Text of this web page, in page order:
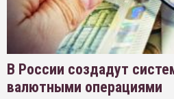
В России создадут
валютными операциями